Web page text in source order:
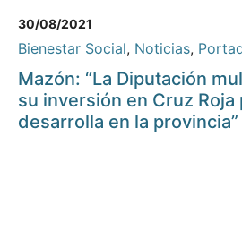
30/08/2021
Bienestar Social, Noticias,
Mazón: “La Diputación
su inversión en Cruz Roja
desarrolla en la provincia”